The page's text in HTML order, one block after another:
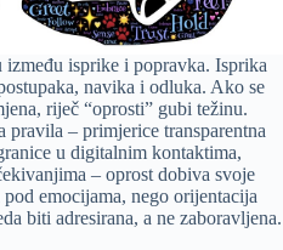
isprike i popravka. Isprika
navika i odluka. Ako se
riječ “oprosti” gubi težinu.
pravila – primjerice transparentna
u digitalnim kontaktima,
– oprost dobiva svoje
emocijama, nego orijentacija
biti adresirana, a ne zaboravljena.